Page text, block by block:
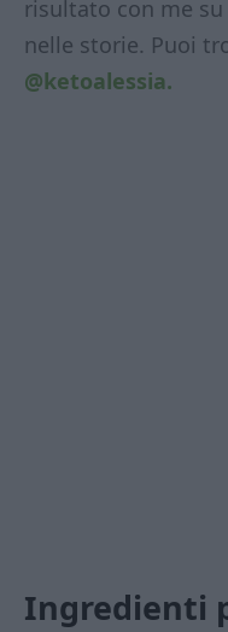
risultato con me
nelle storie. Puoi
@ketoalessia.
Ingredienti